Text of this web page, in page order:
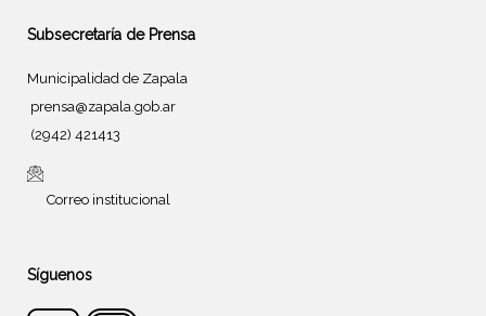
Subsecretaría de Prensa
Municipalidad de Zapala
prensa@zapala.gob.ar
(2942) 421413
Correo institucional
Síguenos